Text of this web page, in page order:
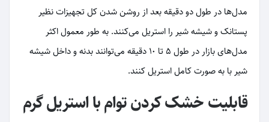
مدل‌ها در طول دو دقیقه بعد از روشن شدن کل تجهیزات نظیر
پستانک و شیشه شیر را استریل می‌کنند. به طور معمول اکثر
مدل‌های بازار در طول 5 تا 10 دقیقه می‌توانند بدنه و داخل شیشه
شیر با به صورت کامل استریل کنند.
قابلیت خشک کردن توام با استریل گرم